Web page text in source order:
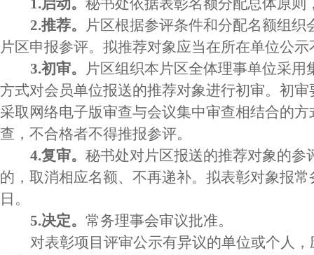
1.启动。 秘书处依据表彰名额分配总体原
2.推荐。
片区根据参评条件和分配名额组织
片区申报参评。拟推荐对象应当在所在单位公示
3.初审。
片区组织本片区全体理事单位采用
方式对会员单位报送的推荐对象进行初审。初
采取网络电子版审查与会议集中审查相结合的
查，不合格者不得推报参评。
4.复审。 秘书处对片区报送的推荐对象的
的，取消相应名额、不再递补。拟表彰对象报
日。
5.决定。 常务理事会审议批准。
对表彰项目评审公示有异议的单位或个人